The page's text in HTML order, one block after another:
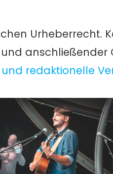
Urheberrecht.
anschließender
redaktionelle